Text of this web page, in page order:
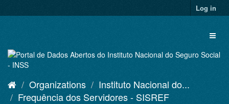
to
Log in
Organizations
Instituto Nacional do...
Frequência dos Servidores - SISREF